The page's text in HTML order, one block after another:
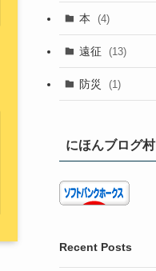
本 (4)
遠征 (13)
防災 (1)
にほんブログ村
Recent Posts